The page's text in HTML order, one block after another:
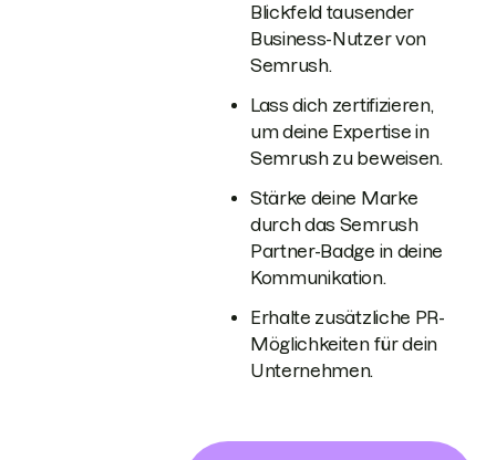
Blickfeld tausender
Business-Nutzer von
Semrush.
Lass dich zertifizieren,
um deine Expertise in
Semrush zu beweisen.
Stärke deine Marke
durch das Semrush
Partner-Badge in deine
Kommunikation.
Erhalte zusätzliche PR-
Möglichkeiten für dein
Unternehmen.